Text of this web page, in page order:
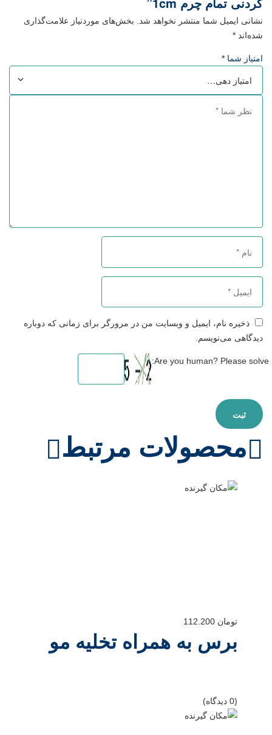
نشانی ایمیل شما منتشر نخواهد شد.
بخش‌های موردنیاز علامت‌گذاری
شده‌اند *
امتیاز شما *
ذخیره نام، ایمیل و وبسایت من در مرورگر برای زمانی که دوباره
دیدگاهی می‌نویسم.
Are you human? Please solve:
محصولات مرتبط
تومان
برس به همراه تخلیه مو
(0 دیدگاه)